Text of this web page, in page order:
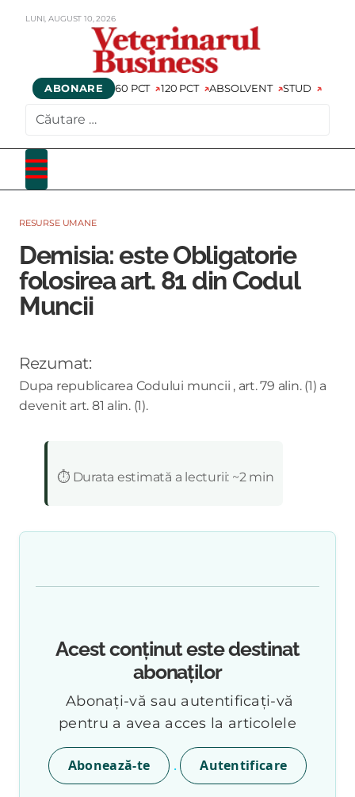
LUNI,AUGUST10,2026
ABONARE 60 PCT 120 PCT ABSOLVENT STUD
RESURSE UMANE
Demisia: este Obligatorie
folosirea art. 81 din Codul
Muncii
Rezumat:
Dupa republicarea Codului muncii , art. 79 alin. (1) a
devenit art. 81 alin. (1).
⏱️ Durata estimată a lecturii: ~2 min
Acest conținut este destinat
abonaților
Abonați-vă sau autentificați-vă
pentru a avea acces la articolele
Abonează-te . Autentificare